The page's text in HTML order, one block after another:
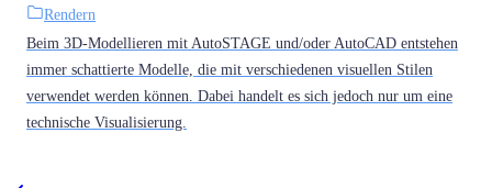
Rendern
Beim 3D-Modellieren mit AutoSTAGE und/oder AutoCAD entstehen
immer schattierte Modelle, die mit verschiedenen visuellen Stilen
verwendet werden können. Dabei handelt es sich jedoch nur um eine
technische Visualisierung.